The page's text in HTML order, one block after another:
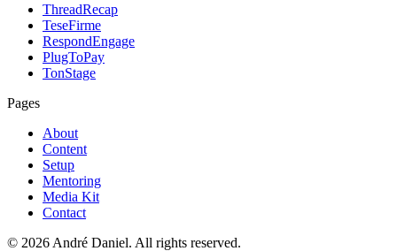
ThreadRecap
TeseFirme
RespondEngage
PlugToPay
TonStage
Pages
About
Content
Setup
Mentoring
Media Kit
Contact
© 2026 André Daniel. All rights reserved.